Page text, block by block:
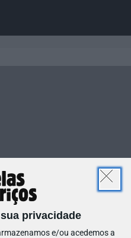
privacidade
e/ou acedemos a